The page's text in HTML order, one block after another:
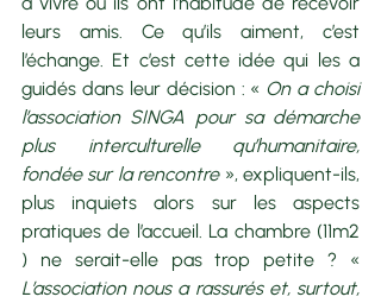
leurs amis. Ce qu’ils aiment, c’est
l’échange. Et c’est cette idée qui les a
guidés dans leur décision : « On a choisi
l’association SINGA pour sa démarche
plus interculturelle qu’humanitaire,
fondée sur la rencontre », expliquent-ils,
plus inquiets alors sur les aspects
pratiques de l’accueil. La chambre (11m2
L’association nous a rassurés et, surtout,